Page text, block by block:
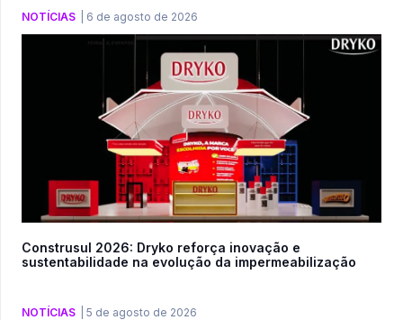
NOTÍCIAS 6 de agosto de 2026
Construsul 2026: Dryko reforça inovação e
sustentabilidade na evolução da impermeabilização
NOTÍCIAS 5 de agosto de 2026